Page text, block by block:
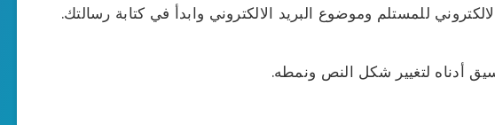
للمستلم وموضوع البريد الالكتروني وابدأ في كتابة رسالتك.
أدناه لتغيير شكل النص ونمطه.